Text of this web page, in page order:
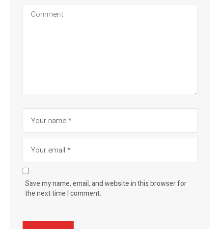
Save my name, email, and website in this browser for
the next time I comment.